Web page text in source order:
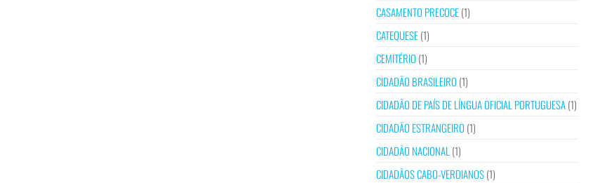
CASAMENTO PRECOCE(1)
CATEQUESE(1)
CEMITÉRIO (1)
CIDADÃO BRASILEIRO (1)
CIDADÃO DE PAÍS DE LÍNGUA OFICIAL PORTUGUESA(1)
CIDADÃO ESTRANGEIRO (1)
CIDADÃO NACIONAL (1)
CIDADÃOS CABO-VERDIANOS(1)